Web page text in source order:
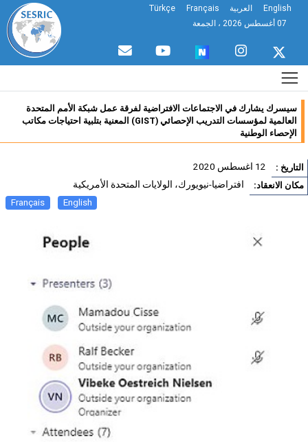
English العربية Français
Türkçe
سيسرك يشارك في الاجتماعات الافتراضية لفرقة عمل شبكة الأمم المتحدة
العالمية لمؤسسات التدريب الإحصائي (GIST) المعنية بتلبية احتياجات مكاتب
الإحصاء الوطنية
: 12 اغسطس 2020
الانعقاد: افتراضيا-نيويورك، الولايات المتحدة الأمريكية
English
Français